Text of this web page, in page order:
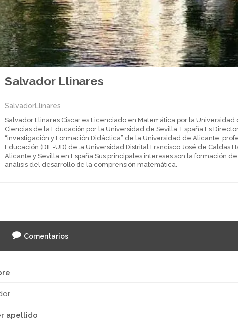
Salvador Llinares
SalvadorLlinares
Salvador Llinares Ciscar es Licenciado en Matemática por la Universidad
Ciencias de la Educación por la Universidad de Sevilla, España.Es
“investigación y Formación Didáctica” de la Universidad de Alicante,
Educación (DIE-UD) de la Universidad Distrital Francisco José de
Alicante y Sevilla en España.Sus principales intereses son la formación
análisis del desarrollo de la comprensión matemática.
Comentarios
apellido